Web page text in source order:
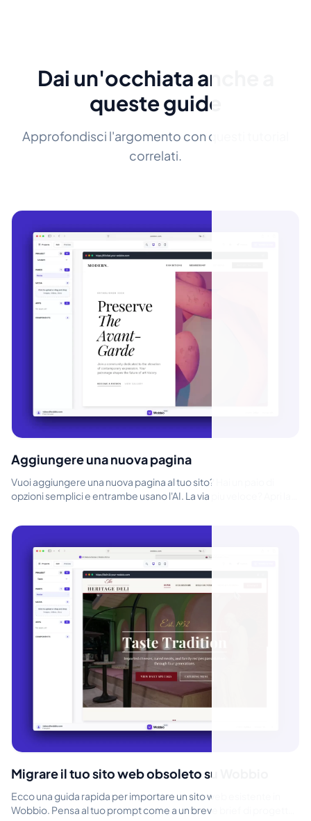
Dai un'occhiata anche a
queste guide
Approfondisci l'argomento con questi tutorial
correlati.
Aggiungere una nuova pagina
Vuoi aggiungere una nuova pagina al tuo sito? Hai un paio di
opzioni semplici e entrambe usano l'AI. La via piu veloce? Apri la
Migrare il tuo sito web obsoleto su Wobbio
Ecco una guida rapida per importare un sito web esistente in
Wobbio. Pensa al tuo prompt come a un breve brief di progetto